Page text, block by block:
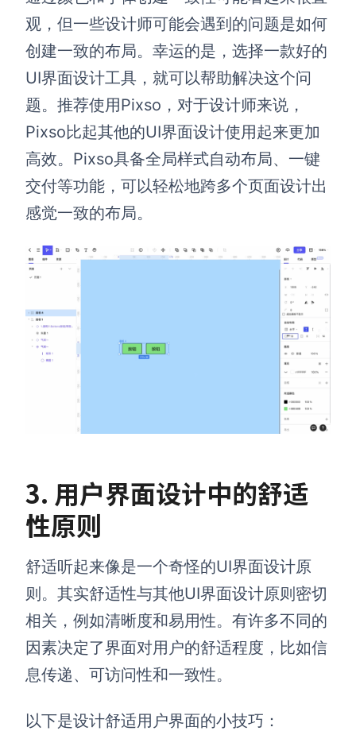
观，但一些设计师可能会遇到的问题是如何
创建一致的布局。幸运的是，选择一款好的
UI界面设计工具，就可以帮助解决这个问
题。推荐使用Pixso，对于设计师来说，
Pixso比起其他的UI界面设计使用起来更加
高效。Pixso具备全局样式自动布局、一键
交付等功能，可以轻松地跨多个页面设计出
感觉一致的布局。
3. 用户界面设计中的舒适
性原则
舒适听起来像是一个奇怪的UI界面设计原
则。其实舒适性与其他UI界面设计原则密切
相关，例如清晰度和易用性。有许多不同的
因素决定了界面对用户的舒适程度，比如信
息传递、可访问性和一致性。
以下是设计舒适用户界面的小技巧：